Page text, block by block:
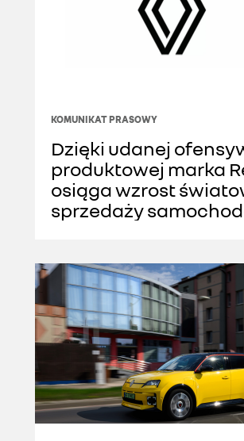
KOMUNIKAT PRASOWY
Dzięki udanej
produktowej marka
osiąga wzrost
sprzedaży